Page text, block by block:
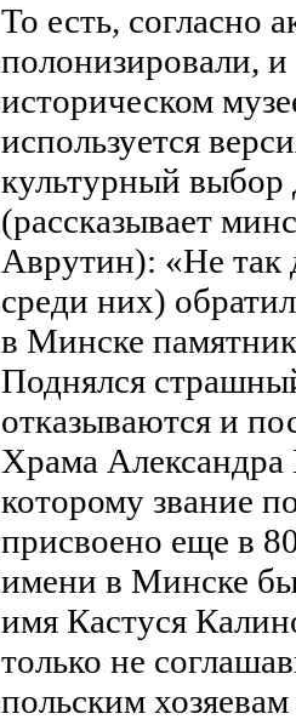
То есть, согласно
полонизировали,
историческом
используется
культурный выбор
(рассказывает
Аврутин): «Не так
среди них)
в Минске
Поднялся
отказываются и
Храма Александра
которому звание
присвоено еще в
имени в Минске
имя Кастуся
только не
польским